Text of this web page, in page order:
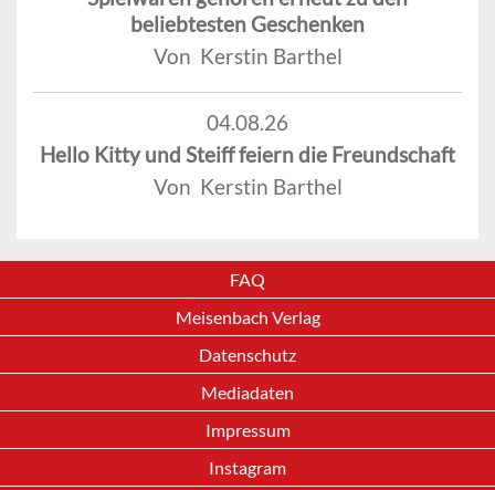
beliebtesten Geschenken
Von Kerstin Barthel
04.08.26
Hello Kitty und Steiff feiern die Freundschaft
Von Kerstin Barthel
FAQ
Meisenbach Verlag
Datenschutz
Mediadaten
Impressum
Instagram